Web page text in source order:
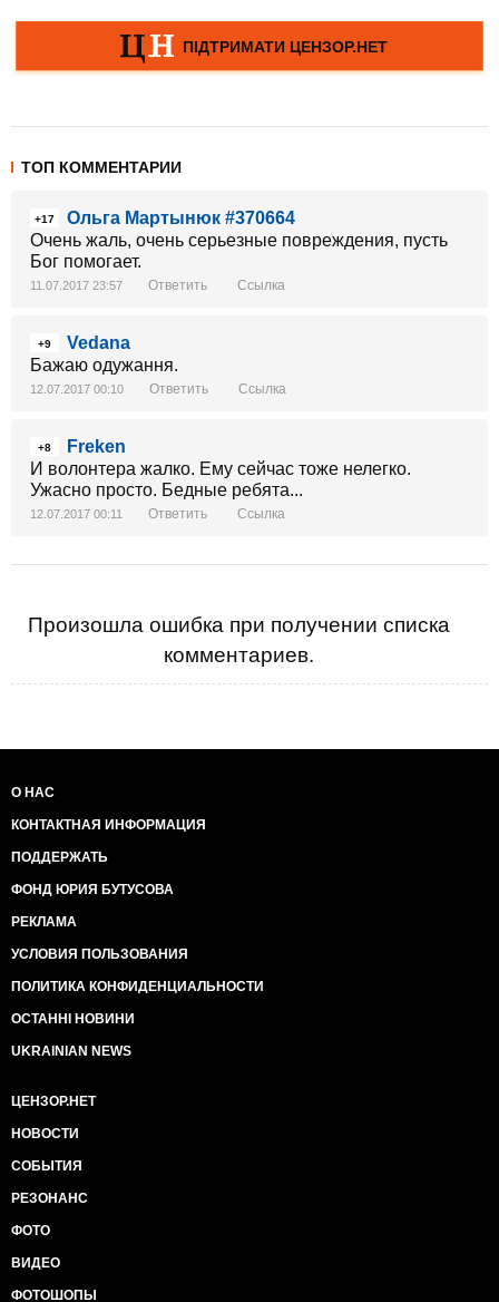
ТОП КОММЕНТАРИИ
+17
Ольга Мартынюк #370664
Очень жаль, очень серьезные повреждения, пусть
Бог помогает.
11.07.2017 23:57 Ответить Ссылка
+9
Vedana
Бажаю одужання.
12.07.2017 00:10 Ответить Ссылка
+8
Freken
И волонтера жалко. Ему сейчас тоже нелегко.
Ужасно просто. Бедные ребята...
12.07.2017 00:11 Ответить Ссылка
Произошла ошибка при получении списка
комментариев.
О НАС
КОНТАКТНАЯ ИНФОРМАЦИЯ
ПОДДЕРЖАТЬ
ФОНД ЮРИЯ БУТУСОВА
РЕКЛАМА
УСЛОВИЯ ПОЛЬЗОВАНИЯ
ПОЛИТИКА КОНФИДЕНЦИАЛЬНОСТИ
ОСТАННІ НОВИНИ
UKRAINIAN NEWS
ЦЕНЗОР.НЕТ
НОВОСТИ
СОБЫТИЯ
РЕЗОНАНС
ФОТО
ВИДЕО
ФОТОШОПЫ